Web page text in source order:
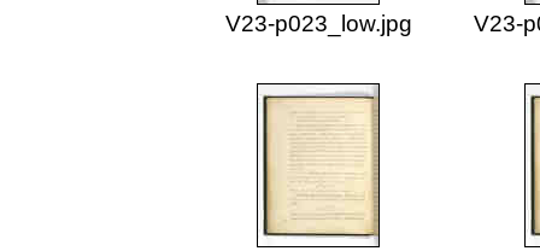
V23-p023_low.jpg V23-